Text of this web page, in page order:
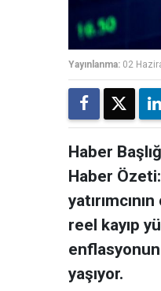
Yayınlanma: 02
Haber
Haber
reel kayıp
enflasyonun
yaşıyor.